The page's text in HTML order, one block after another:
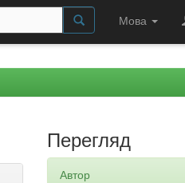
Мова
Перегляд
Автор